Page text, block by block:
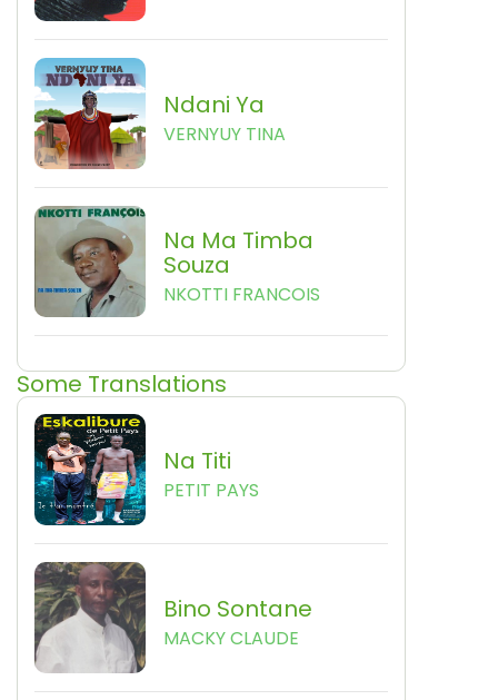
Ndani Ya
VERNYUY TINA
Na Ma Timba
Souza
NKOTTI FRANCOIS
Some Translations
Na Titi
PETIT PAYS
Bino Sontane
MACKY CLAUDE